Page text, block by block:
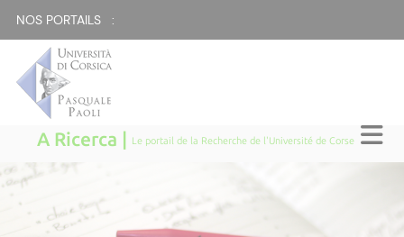
NOS PORTAILS :
A Ricerca | Le portail de la Recherche de l'Université de Corse